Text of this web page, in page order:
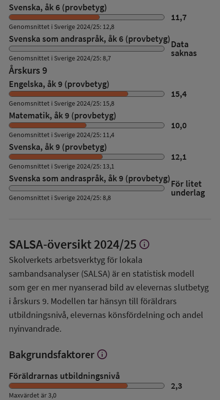
Svenska, åk 6 (provbetyg)
11,7
Genomsnittet i Sverige 2024/25: 12,8
Svenska som andraspråk, åk 6 (provbetyg)Data
saknas
Genomsnittet i Sverige 2024/25: 8,7
Årskurs 9
Engelska, åk 9 (provbetyg)
15,4
Genomsnittet i Sverige 2024/25: 15,8
Matematik, åk 9 (provbetyg)
10,0
Genomsnittet i Sverige 2024/25: 11,4
Svenska, åk 9 (provbetyg)
12,1
Genomsnittet i Sverige 2024/25: 13,1
Svenska som andraspråk, åk 9 (provbetyg)För litet
underlag
Genomsnittet i Sverige 2024/25: 8,8
SALSA-översikt2024/25 Visa
om
SALSA-
översikt
info
Skolverkets arbetsverktyg för lokala
sambandsanalyser (SALSA) är en statistisk modell
som ger en mer nyanserad bild av elevernas slutbetyg
i årskurs 9. Modellen tar hänsyn till föräldrars
utbildningsnivå, elevernas könsfördelning och andel
nyinvandrade.
Bakgrundsfaktorer Visa
om
Bakgrundsfaktorer
info
Föräldrarnas utbildningsnivå
2,3
Maxvärdet är 3,0